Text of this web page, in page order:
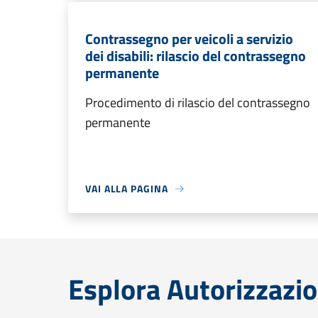
Contrassegno per veicoli a servizio
dei disabili: rilascio del contrassegno
permanente
Procedimento di rilascio del contrassegno
permanente
VAI ALLA PAGINA
Esplora